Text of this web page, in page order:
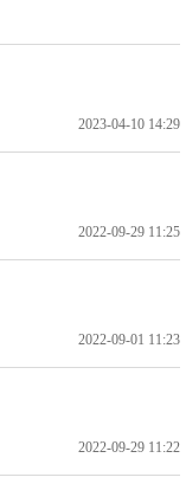
2023-04-10 14:29
2022-09-29 11:25
2022-09-01 11:23
2022-09-29 11:22